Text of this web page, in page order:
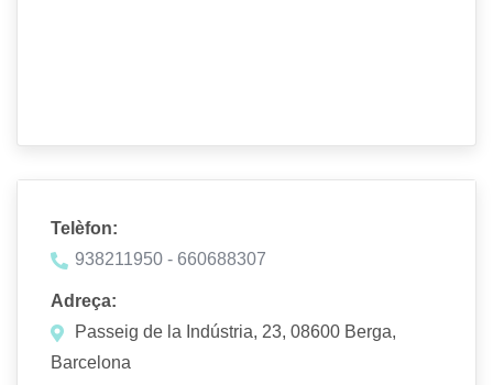
Telèfon:
938211950 - 660688307
Adreça:
Passeig de la Indústria, 23, 08600 Berga,
Barcelona